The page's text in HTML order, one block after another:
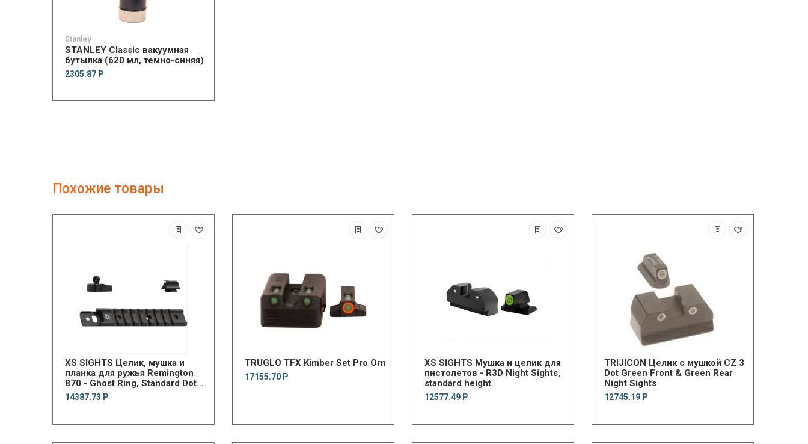
Stanley
STANLEY Classic вакуумная
бутылка (620 мл, темно-синяя)
2305.87 Р
Похожие товары
XS SIGHTS Целик, мушка и
планка для ружья Remington
870 - Ghost Ring, Standard Dot
Tritium front & SHOTRAIL
14387.73 Р
TRUGLO TFX Kimber Set Pro Orn
17155.70 Р
XS SIGHTS Мушка и целик для
пистолетов - R3D Night Sights,
standard height
12577.49 Р
TRIJICON Целик с мушкой CZ 3
Dot Green Front & Green Rear
Night Sights
12745.19 Р